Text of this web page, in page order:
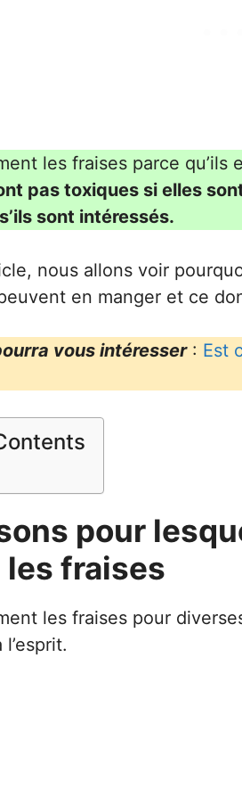
les fraises parce qu’ils
pas toxiques si elles
sont intéressés.
nous allons voir
en manger et ce
vous intéresser: Est
pour
fraises
les fraises pour